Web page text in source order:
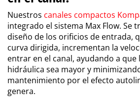
Nuestros canales compactos
integrado el sistema Max Flow. Se
diseño de los orificios de entrada,
curva dirigida, incrementan la
entrar en el canal, ayudando a que
hidráulica sea mayor y
mantenimiento por el efecto
genera.